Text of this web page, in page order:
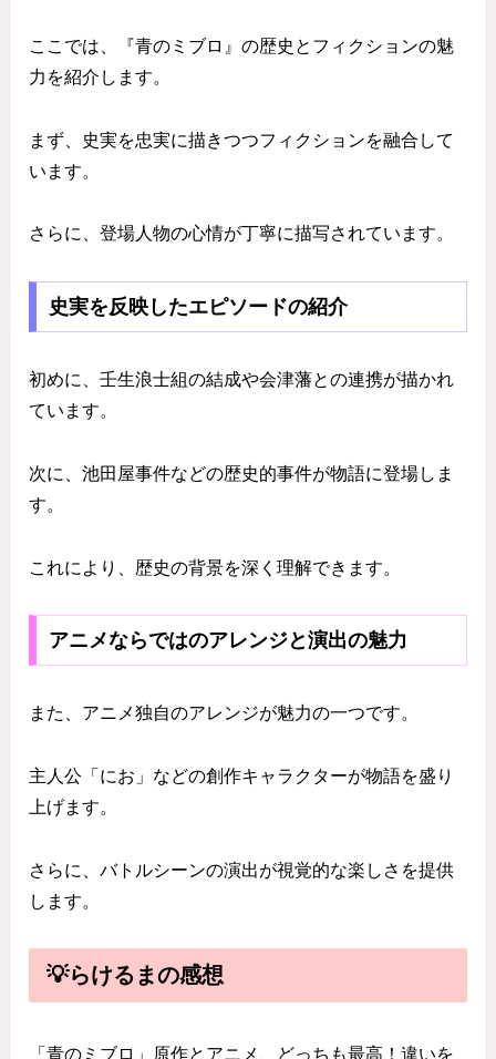
ここでは、『青のミブロ』の歴史とフィクションの魅
力を紹介します。
まず、史実を忠実に描きつつフィクションを融合して
います。
さらに、登場人物の心情が丁寧に描写されています。
史実を反映したエピソードの紹介
初めに、壬生浪士組の結成や会津藩との連携が描かれ
ています。
次に、池田屋事件などの歴史的事件が物語に登場しま
す。
これにより、歴史の背景を深く理解できます。
アニメならではのアレンジと演出の魅力
また、アニメ独自のアレンジが魅力の一つです。
主人公「にお」などの創作キャラクターが物語を盛り
上げます。
さらに、バトルシーンの演出が視覚的な楽しさを提供
します。
💡らけるまの感想
「青のミブロ」原作とアニメ、どっちも最高！違いを